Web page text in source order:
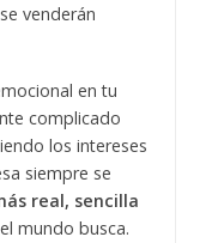
venderán
en tu
complicado
los intereses
siempre se
real, sencilla
mundo busca.